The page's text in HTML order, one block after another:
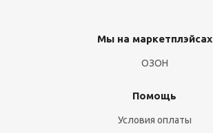
Мы на маркетплэйсах
ОЗОН
Помощь
Условия оплаты